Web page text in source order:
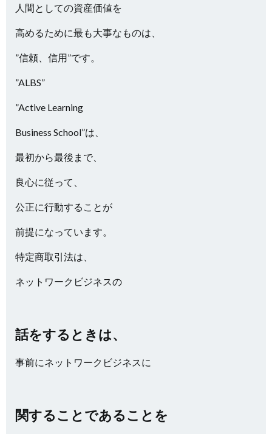
人間としての資産価値を
高めるために最も大事なものは、
”信頼、信用”です。
”ALBS”
”Active Learning
Business School”は、
最初から最後まで、
良心に従って、
公正に行動することが
前提になっています。
特定商取引法は、
ネットワークビジネスの
話をするときは、
事前にネットワークビジネスに
関することであることを